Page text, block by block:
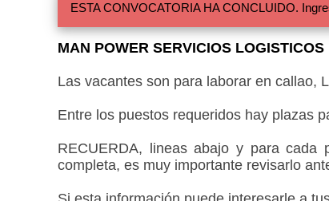
ESTA CONVOCATORIA HA CONCLUIDO.
MAN POWER SERVICIOS LOGISTICOS
Las vacantes son para laborar en callao,
Entre los puestos requeridos hay plazas
RECUERDA, lineas abajo y para cada
completa, es muy importante revisarlo